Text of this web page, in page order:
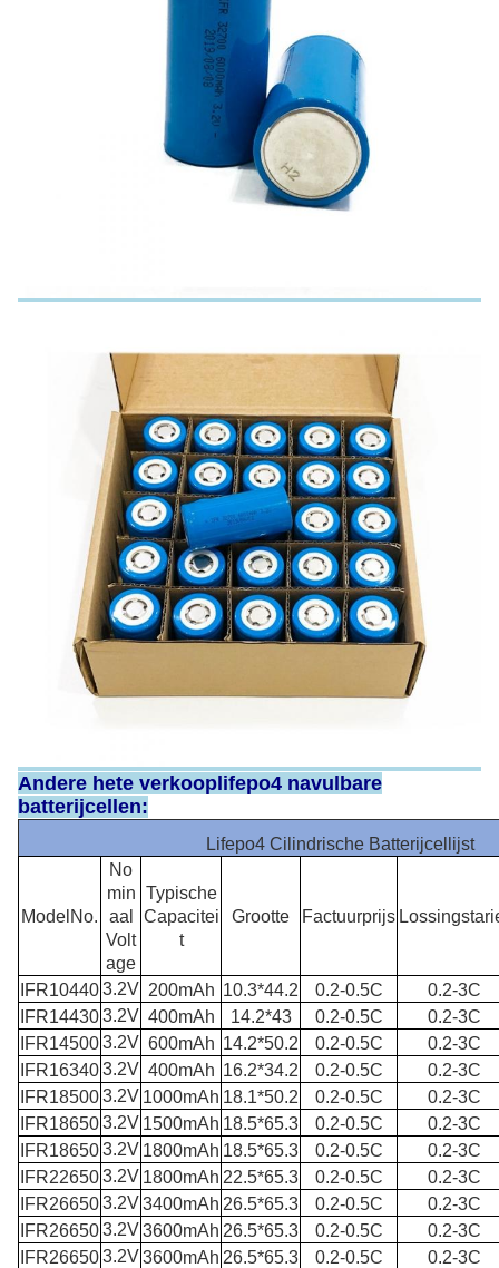
Andere hete verkooplifepo4 navulbare
batterijcellen:
Lifepo4 Cilindrische Batterijcellijst
ModelNo.
No
min
aal
Volt
age
Typische
Capacitei
t
Grootte Factuurprijs
IFR104403.2V 200mAh 10.3*44.2 0.2-0.5C
0.2-3C
IFR144303.2V 400mAh 14.2*43 0.2-0.5C
0.2-3C
IFR145003.2V 600mAh 14.2*50.2 0.2-0.5C
0.2-3C
IFR163403.2V 400mAh 16.2*34.2 0.2-0.5C
0.2-3C
IFR185003.2V 1000mAh 18.1*50.2 0.2-0.5C
0.2-3C
IFR186503.2V 1500mAh 18.5*65.3 0.2-0.5C
0.2-3C
IFR186503.2V 1800mAh 18.5*65.3 0.2-0.5C
0.2-3C
IFR226503.2V 1800mAh 22.5*65.3 0.2-0.5C
0.2-3C
IFR266503.2V3400mAh 26.5*65.3 0.2-0.5C
0.2-3C
IFR266503.2V3600mAh 26.5*65.3 0.2-0.5C
0.2-3C
IFR266503.2V3600mAh 26.5*65.3 0.2-0.5C
0.2-3C